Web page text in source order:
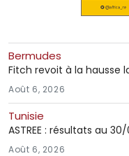
Bermudes
Fitch revoit à la hausse
Août 6, 2026
Tunisie
ASTREE : résultats au
Août 6, 2026